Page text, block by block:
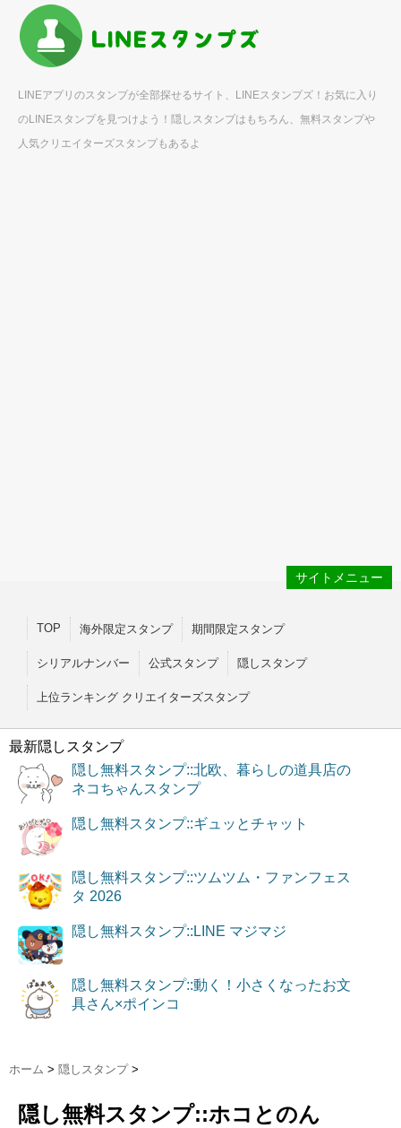
LINEアプリのスタンプが全部探せるサイト、LINEスタンプズ！お気に入り
のLINEスタンプを見つけよう！隠しスタンプはもちろん、無料スタンプや
人気クリエイターズスタンプもあるよ
サイトメニュー
TOP 海外限定スタンプ 期間限定スタンプ
シリアルナンバー 公式スタンプ 隠しスタンプ
上位ランキング クリエイターズスタンプ
最新隠しスタンプ
隠し無料スタンプ::北欧、暮らしの道具店の
ネコちゃんスタンプ
隠し無料スタンプ::ギュッとチャット
隠し無料スタンプ::ツムツム・ファンフェス
タ 2026
隠し無料スタンプ::LINE マジマジ
隠し無料スタンプ::動く！小さくなったお文
具さん×ポインコ
ホーム > 隠しスタンプ >
隠し無料スタンプ::ホコとのん